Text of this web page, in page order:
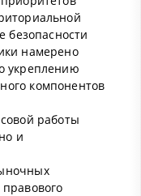
безопасности
намерено
укреплению
компонентов
работы
и